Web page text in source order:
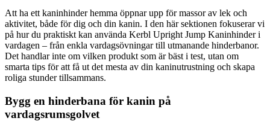
Att ha ett kaninhinder hemma öppnar upp för massor av lek och
aktivitet, både för dig och din kanin. I den här sektionen fokuserar vi
på hur du praktiskt kan använda Kerbl Upright Jump Kaninhinder i
vardagen – från enkla vardagsövningar till utmanande hinderbanor.
Det handlar inte om vilken produkt som är bäst i test, utan om
smarta tips för att få ut det mesta av din kaninutrustning och skapa
roliga stunder tillsammans.
Bygg en hinderbana för kanin på
vardagsrumsgolvet